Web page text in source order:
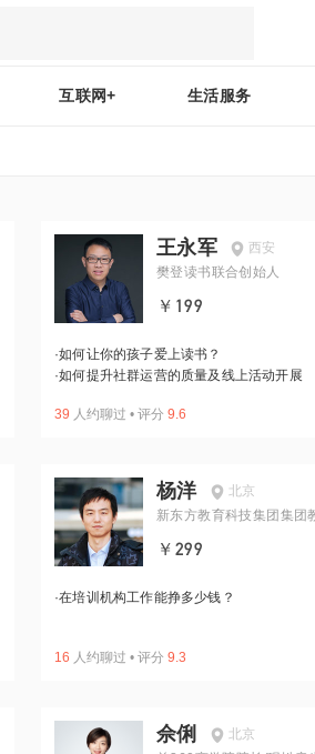
互联网+ 生活服务
王永军
西安
樊登读书联合创始人
￥199
·如何让你的孩子爱上读书？
·如何提升社群运营的质量及线上活动开展
39 人约聊过 • 评分 9.6
杨洋
北京
新东方教育科技集团集团
￥299
·在培训机构工作能挣多少钱？
16 人约聊过 • 评分 9.3
佘俐
北京